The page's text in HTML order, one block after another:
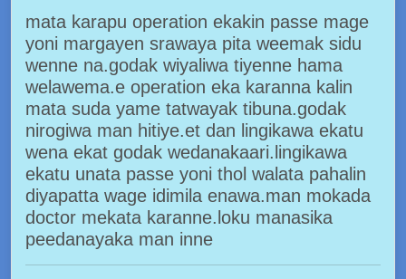
mata karapu operation ekakin passe mage
yoni margayen srawaya pita weemak sidu
wenne na.godak wiyaliwa tiyenne hama
welawema.e operation eka karanna kalin
mata suda yame tatwayak tibuna.godak
nirogiwa man hitiye.et dan lingikawa ekatu
wena ekat godak wedanakaari.lingikawa
ekatu unata passe yoni thol walata pahalin
diyapatta wage idimila enawa.man mokada
doctor mekata karanne.loku manasika
peedanayaka man inne